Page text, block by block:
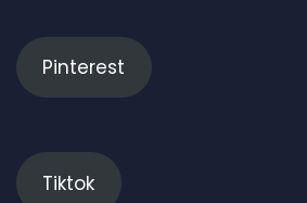
Pinterest
Tiktok